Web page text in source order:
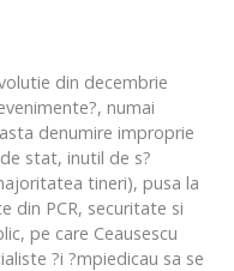
din decembrie
numai
denumire improprie
stat, inutil de s?
tineri), pusa la
din PCR, securitate si
pe care Ceausescu
?i ?mpiedicau sa se